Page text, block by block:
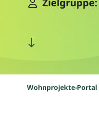
Zielgruppe:
Wohnprojekte-Portal